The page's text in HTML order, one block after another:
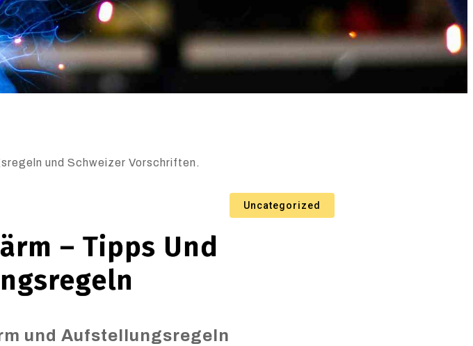
und Schweizer Vorschriften.
Uncategorized
– Tipps Und
und Aufstellungsregeln